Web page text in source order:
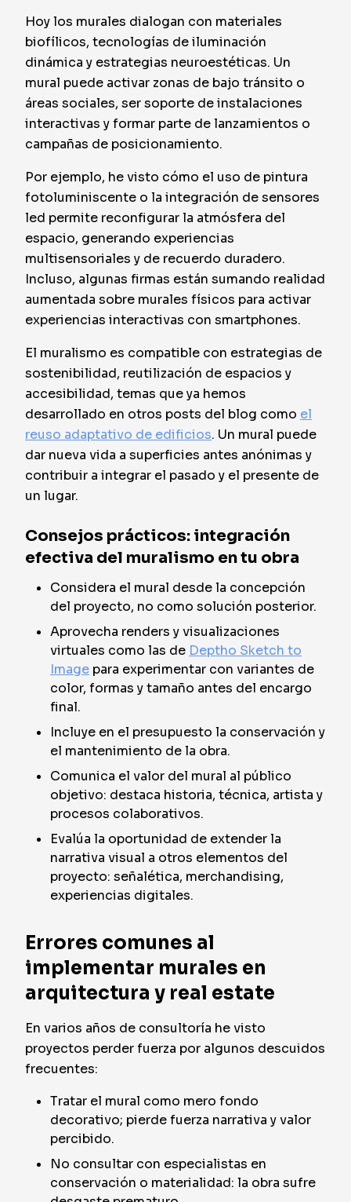
Hoy los murales dialogan con materiales
biofílicos, tecnologías de iluminación
dinámica y estrategias neuroestéticas. Un
mural puede activar zonas de bajo tránsito o
áreas sociales, ser soporte de instalaciones
interactivas y formar parte de lanzamientos o
campañas de posicionamiento.
Por ejemplo, he visto cómo el uso de pintura
fotoluminiscente o la integración de sensores
led permite reconfigurar la atmósfera del
espacio, generando experiencias
multisensoriales y de recuerdo duradero.
Incluso, algunas firmas están sumando realidad
aumentada sobre murales físicos para activar
experiencias interactivas con smartphones.
El muralismo es compatible con estrategias de
sostenibilidad, reutilización de espacios y
accesibilidad, temas que ya hemos
desarrollado en otros posts del blog como el
reuso adaptativo de edificios. Un mural puede
dar nueva vida a superficies antes anónimas y
contribuir a integrar el pasado y el presente de
un lugar.
Consejos prácticos: integración
efectiva del muralismo en tu obra
Considera el mural desde la concepción
del proyecto, no como solución posterior.
Aprovecha renders y visualizaciones
virtuales como las de Deptho Sketch to
Image para experimentar con variantes de
color, formas y tamaño antes del encargo
final.
Incluye en el presupuesto la conservación y
el mantenimiento de la obra.
Comunica el valor del mural al público
objetivo: destaca historia, técnica, artista y
procesos colaborativos.
Evalúa la oportunidad de extender la
narrativa visual a otros elementos del
proyecto: señalética, merchandising,
experiencias digitales.
Errores comunes al
implementar murales en
arquitectura y real estate
En varios años de consultoría he visto
proyectos perder fuerza por algunos descuidos
frecuentes:
Tratar el mural como mero fondo
decorativo; pierde fuerza narrativa y valor
percibido.
No consultar con especialistas en
conservación o materialidad: la obra sufre